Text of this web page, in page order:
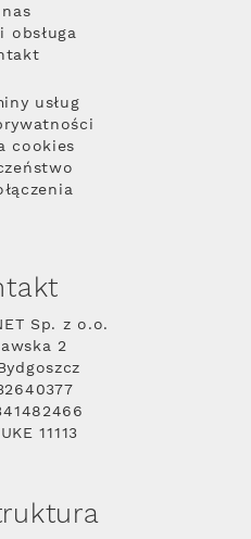
nas
obsługa
usług
cookies
Sp. z o.o.
2
11113